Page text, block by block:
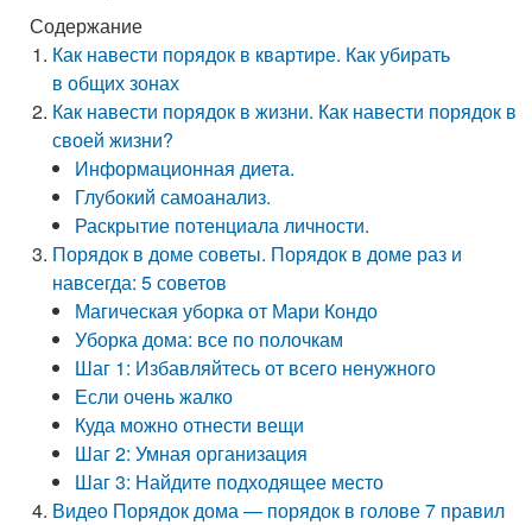
Содержание
Как навести порядок в квартире. Как убирать
в общих зонах
Как навести порядок в жизни. Как навести порядок в
своей жизни?
Информационная диета.
Глубокий самоанализ.
Раскрытие потенциала личности.
Порядок в доме советы. Порядок в доме раз и
навсегда: 5 советов
Магическая уборка от Мари Кондо
Уборка дома: все по полочкам
Шаг 1: Избавляйтесь от всего ненужного
Если очень жалко
Куда можно отнести вещи
Шаг 2: Умная организация
Шаг 3: Найдите подходящее место
Видео Порядок дома — порядок в голове 7 правил